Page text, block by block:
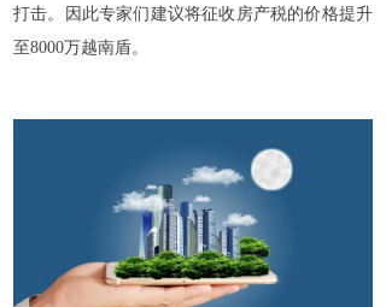
打击。因此专家们建议将征收房产税的价格提升
至8000万越南盾。